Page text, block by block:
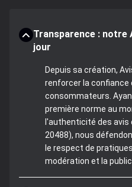
Transparence : notre
jour
Depuis sa création,
renforcer la confiance
consommateurs.
première norme au
l'authenticité des avis
20488), nous
le respect de
modération et la